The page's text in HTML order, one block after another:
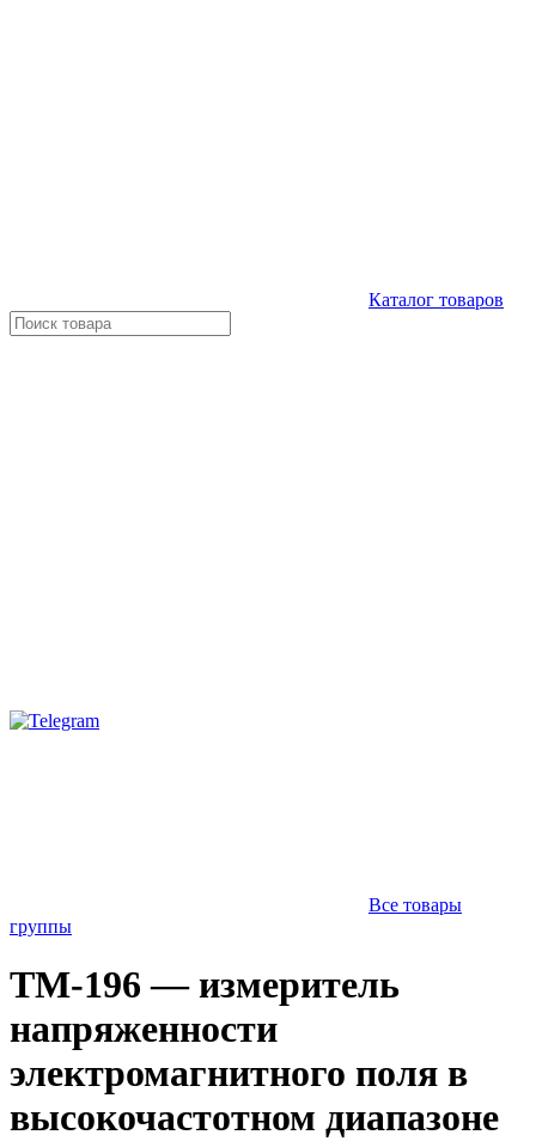
Каталог товаров
Все товары
группы
TM-196 — измеритель
напряженности
электромагнитного поля в
высокочастотном диапазоне